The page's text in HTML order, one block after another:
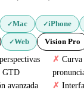
✓Mac ✓iPhone
✓Web Vision Pro
GTD
avanzada
Curva